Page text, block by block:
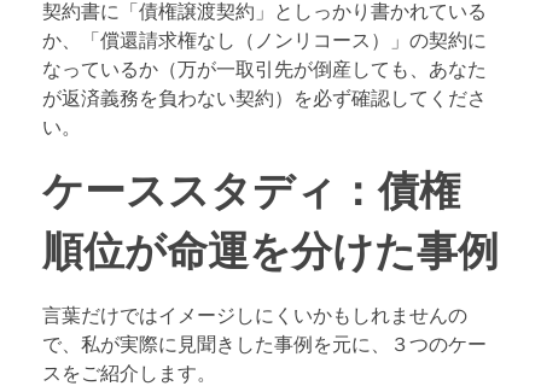
契約書に「債権譲渡契約」としっかり書かれている
か、「償還請求権なし（ノンリコース）」の契約に
なっているか（万が一取引先が倒産しても、あなた
が返済義務を負わない契約）を必ず確認してくださ
い。
ケーススタディ：債権
順位が命運を分けた事例
言葉だけではイメージしにくいかもしれませんの
で、私が実際に見聞きした事例を元に、３つのケー
スをご紹介します。